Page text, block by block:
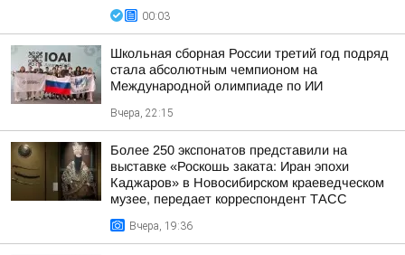
00:03
Школьная сборная России третий год подряд
стала абсолютным чемпионом на
Международной олимпиаде по ИИ
Вчера, 22:15
Более 250 экспонатов представили на
выставке «Роскошь заката: Иран эпохи
Каджаров» в Новосибирском краеведческом
музее, передает корреспондент ТАСС
Вчера, 19:36